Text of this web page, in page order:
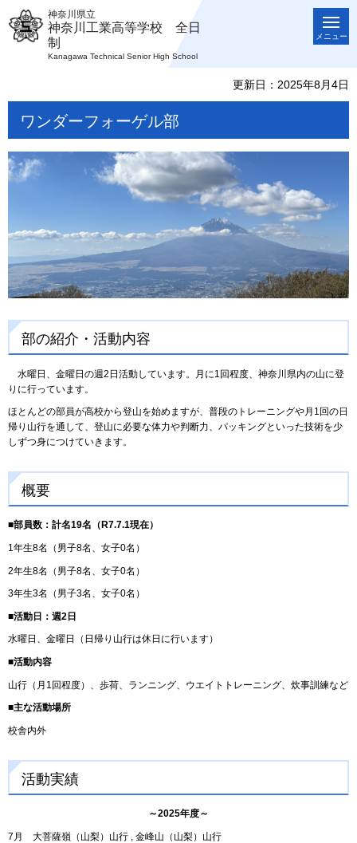
神奈川県立
神奈川工業高等学校 全日
制
Kanagawa Technical Senior High School
メニュー
更新日：2025年8月4日
ワンダーフォーゲル部
部の紹介・活動内容
水曜日、金曜日の週2日活動しています。月に1回程度、神奈川県内の山に登
りに行っています。
ほとんどの部員が高校から登山を始めますが、普段のトレーニングや月1回の日
帰り山行を通して、登山に必要な体力や判断力、パッキングといった技術を少
しずつ身につけていきます。
概要
■部員数：計名19名（R7.7.1現在）
1年生8名（男子8名、女子0名）
2年生8名（男子8名、女子0名）
3年生3名（男子3名、女子0名）
■活動日：週2日
水曜日、金曜日（日帰り山行は休日に行います）
■活動内容
山行（月1回程度）、歩荷、ランニング、ウエイトトレーニング、炊事訓練など
■主な活動場所
校舎内外
活動実績
～2025年度～
7月 大菩薩嶺（山梨）山行 , 金峰山（山梨）山行